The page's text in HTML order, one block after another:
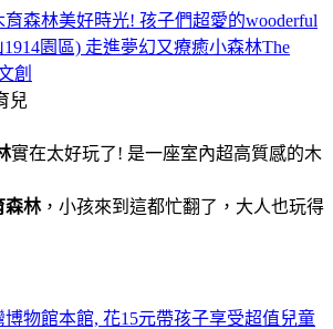
育森林美好時光! 孩子們超愛的wooderful
園區) 走進夢幻又療癒小森林The
創
兒
實在太好玩了! 是一座室內超高質感的木
森林，小孩來到這都忙翻了，大人也玩得
物館本館, 花15元帶孩子享受超值兒童